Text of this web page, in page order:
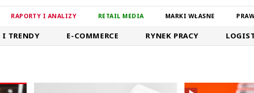
RAPORTY I ANALIZY RETAIL MEDIA MARKI WŁASNE
I TRENDY E-COMMERCE RYNEK PRACY